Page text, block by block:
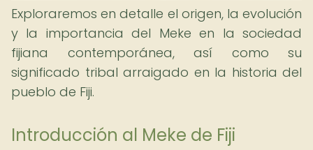
Exploraremos en detalle el origen, la evolución
y la importancia del Meke en la sociedad
fijiana contemporánea, así como su
significado tribal arraigado en la historia del
pueblo de Fiji.
Introducción al Meke de Fiji